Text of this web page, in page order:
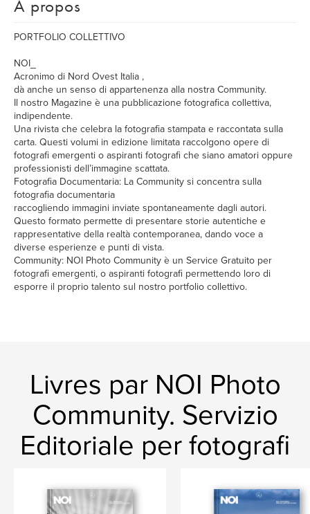
À propos
PORTFOLIO COLLETTIVO
NOI_
Acronimo di Nord Ovest Italia ,
dà anche un senso di appartenenza alla nostra Community.
Il nostro Magazine è una pubblicazione fotografica collettiva,
indipendente.
Una rivista che celebra la fotografia stampata e raccontata sulla
carta. Questi volumi in edizione limitata raccolgono opere di
fotografi emergenti o aspiranti fotografi che siano amatori oppure
professionisti dell’immagine scattata.
Fotografia Documentaria: La Community si concentra sulla
fotografia documentaria
raccogliendo immagini inviate spontaneamente dagli autori.
Questo formato permette di presentare storie autentiche e
rappresentative della realtà contemporanea, dando voce a
diverse esperienze e punti di vista.
Community: NOI Photo Community è un Service Gratuito per
fotografi emergenti, o aspiranti fotografi permettendo loro di
esporre il proprio talento sul nostro portfolio collettivo.
Livres par NOI Photo
Community. Servizio
Editoriale per fotografi